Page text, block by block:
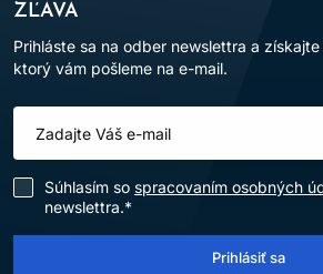
ZĽAVA
Prihláste sa na odber newslettra a
ktorý vám pošleme na e-mail.
Súhlasím so spracovaním osobných
newslettra.*
Prihlásiť sa